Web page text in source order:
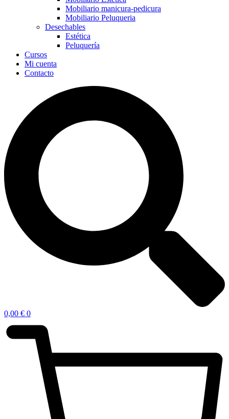
Mobiliario manicura-pedicura
Mobiliario Peluqueria
Desechables
Estética
Peluquería
Cursos
Mi cuenta
Contacto
0,00 € 0